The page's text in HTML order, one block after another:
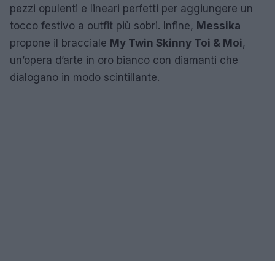
pezzi opulenti e lineari perfetti per aggiungere un
tocco festivo a outfit più sobri. Infine, Messika
propone il bracciale My Twin Skinny Toi & Moi,
un’opera d’arte in oro bianco con diamanti che
dialogano in modo scintillante.